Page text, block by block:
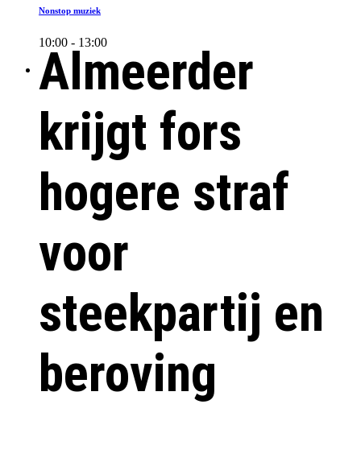
Nonstop muziek
10:00 - 13:00
Almeerder
krijgt fors
hogere straf
voor
steekpartij en
beroving